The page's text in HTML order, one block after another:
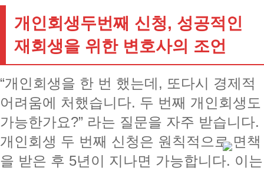
개인회생두번째 신청, 성공적인
재회생을 위한 변호사의 조언
“개인회생을 한 번 했는데, 또다시 경제적
어려움에 처했습니다. 두 번째 개인회생도
가능한가요?” 라는 질문을 자주 받습니다.
개인회생 두 번째 신청은 원칙적으로 면책
을 받은 후 5년이 지나면 가능합니다. 이는